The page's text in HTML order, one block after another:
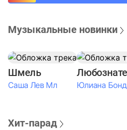
Музыкальные новинки
Шмель
Саша Лев Мл
Хит-парад